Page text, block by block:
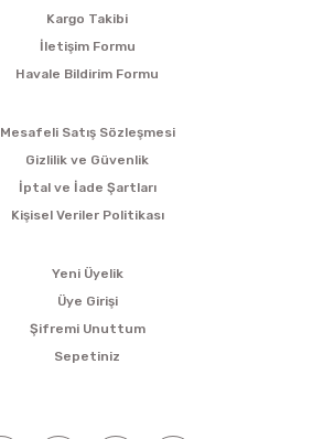
Kargo Takibi
İletişim Formu
Havale Bildirim Formu
Mesafeli Satış Sözleşmesi
Gizlilik ve Güvenlik
İptal ve İade Şartları
Kişisel Veriler Politikası
Yeni Üyelik
Üye Girişi
Şifremi Unuttum
Sepetiniz